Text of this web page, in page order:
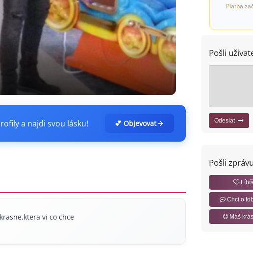
a najdi svou lásku! 💕 Objevovat
vi co chce
Platba
Pošli
Odeslat
Pošli
Chci o
Máš